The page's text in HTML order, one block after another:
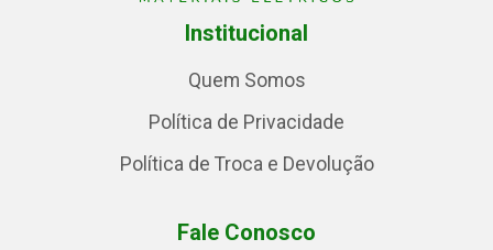
Institucional
Quem Somos
Política de Privacidade
Política de Troca e Devolução
Fale Conosco